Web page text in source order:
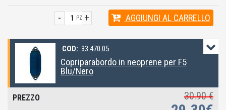
+
- PZ AGGIUNGI AL CARRELLO
COD: 33.470.05
Copriparabordo in neoprene per F5
Blu/Nero
30.90 €